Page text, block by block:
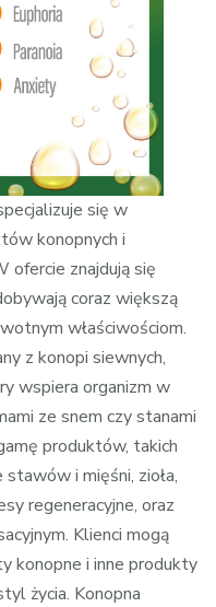
się w
konopnych i
ofercie znajdują się
coraz większą
właściwościom.
z konopi siewnych,
wspiera organizm w
ze snem czy stanami
produktów, takich
i mięśni, zioła,
regeneracyjne, oraz
Klienci mogą
konopne i inne produkty
życia. Konopna